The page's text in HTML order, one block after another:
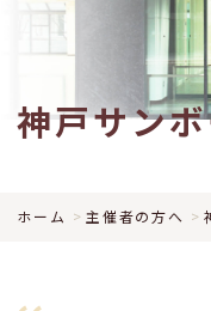
神戸サン
ホーム 主催者の方へ